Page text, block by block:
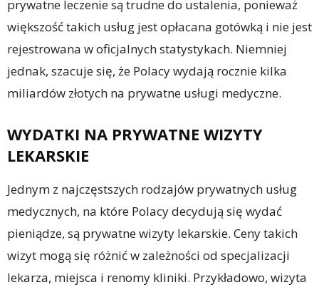
prywatne leczenie są trudne do ustalenia, ponieważ
większość takich usług jest opłacana gotówką i nie jest
rejestrowana w oficjalnych statystykach. Niemniej
jednak, szacuje się, że Polacy wydają rocznie kilka
miliardów złotych na prywatne usługi medyczne.
WYDATKI NA PRYWATNE WIZYTY
LEKARSKIE
Jednym z najczęstszych rodzajów prywatnych usług
medycznych, na które Polacy decydują się wydać
pieniądze, są prywatne wizyty lekarskie. Ceny takich
wizyt mogą się różnić w zależności od specjalizacji
lekarza, miejsca i renomy kliniki. Przykładowo, wizyta